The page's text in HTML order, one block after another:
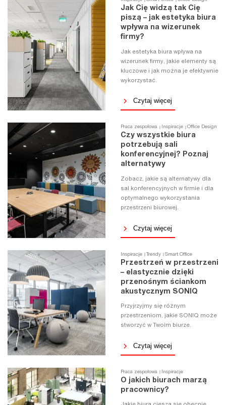
Jak Cię widzą tak Cię
piszą – jak estetyka biura
wpływa na wizerunek
firmy?
Jak estetyka biura wpływa na
wizerunek firmy, jakie elementy są
kluczowe i jak można je efektywnie
wykorzystać.
Czytaj więcej
Praca zespołowa Inspiracje Office Design
Czy wszystkie biura
potrzebują sali
konferencyjnej? Poznaj
alternatywy
Zobacz, jakie są alternatywy dla
sal konferencyjnych w firmie i dla
optymalnego wykorzystania
przestrzeni biurowej.
Czytaj więcej
Inspiracje Trendy Smart Office
Przestrzeń w przestrzeni
– elastycznie dzięki
przenośnym ściankom
akustycznym SONIQ
Przyjrzyjmy się różnym
przestrzeniom, jakie SONIQ może
stworzyć w Twoim biurze.
Czytaj więcej
Praca zespołowa Inspiracje
O jakich biurach marzą
pracownicy?